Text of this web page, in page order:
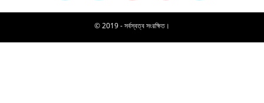
© 2019 - সর্বস্বত্ব সংরক্ষিত।